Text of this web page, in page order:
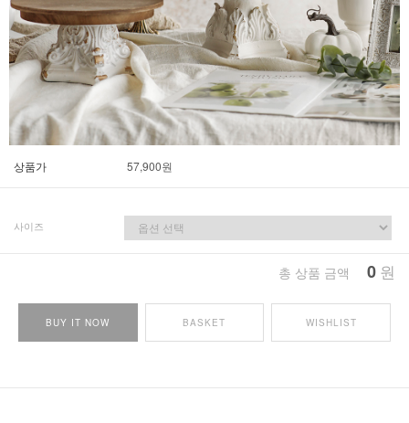
상품가 57,900원
사이즈
총 상품 금액 0 원
BUY IT NOW BASKET WISHLIST